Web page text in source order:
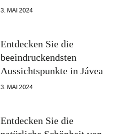
3. MAI 2024
Entdecken Sie die
beeindruckendsten
Aussichtspunkte in Jávea
3. MAI 2024
Entdecken Sie die